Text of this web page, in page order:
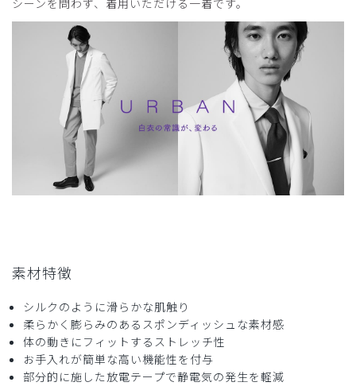
にくい。
D07メンズ白衣:アーバンダブルケーシー/白/XL
役に立った 0
ご購入者様
2026-04-10
素材特徴
シルクのように滑らかな肌触り
柔らかく膨らみのあるスポンディッシュな素材感
体の動きにフィットするストレッチ性
お手入れが簡単な高い機能性を付与
部分的に施した放電テープで静電気の発生を軽減